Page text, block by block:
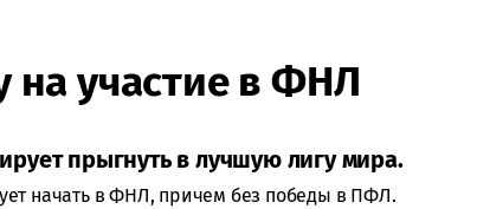
на участие в ФНЛ
прыгнуть в лучшую лигу мира.
начать в ФНЛ, причем без победы в ПФЛ.